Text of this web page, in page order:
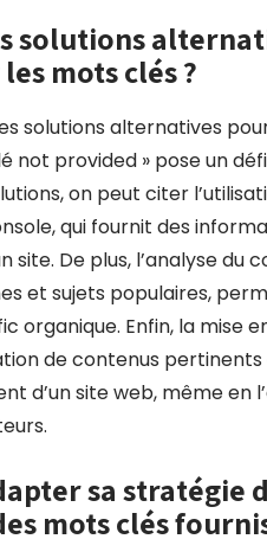
solutions
mots clés ?
solutions alternatives
not provided » pose un
on peut citer
qui fournit des
site. De plus, l’analyse du
et sujets populaires,
organique. Enfin, la mise
de contenus
d’un site web, même en
sa stratégie
mots clés